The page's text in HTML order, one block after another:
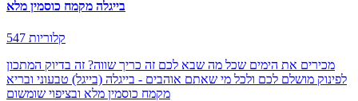
בייגלה מקמח כוסמין מלא
547 קלוריות
מכירים את הימים שכל מה שבא לכם זה כריך שווה? זה בדיוק המתכון
לפינוק מושלם לכם ולכל מי שאתם אוהבים - בייגלה (בייגל) טבעוני ובריא
מקמח כוסמין מלא ובציפוי שומשום